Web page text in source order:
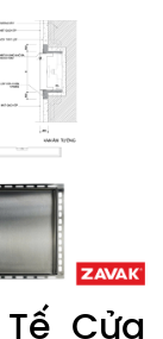
Cửa